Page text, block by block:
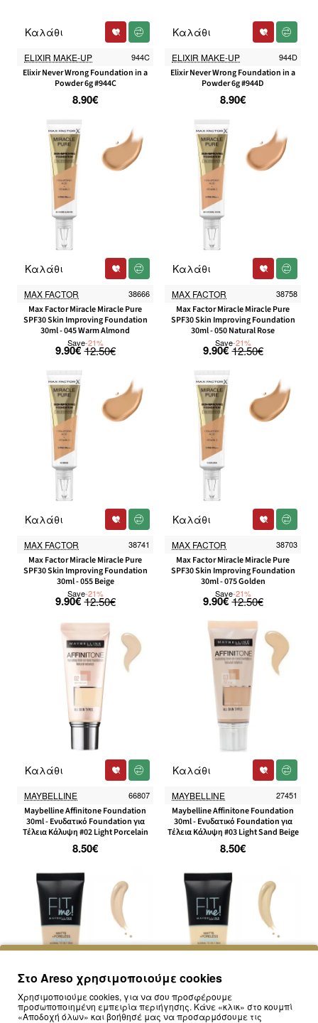
ELIXIR MAKE-UP 944C
Elixir Never Wrong Foundation in a
Powder 6g #944C
8.90€
Καλάθι
ELIXIR MAKE-UP 944D
Elixir Never Wrong Foundation in a
Powder 6g #944D
8.90€
Καλάθι
-21%
MAX FACTOR
38666
Max Factor Miracle Miracle Pure
SPF30 Skin Improving Foundation
30ml - 045 Warm Almond
Save-21%
9.90€ 12.50€
Καλάθι
-21%
MAX FACTOR
38758
Max Factor Miracle Miracle Pure
SPF30 Skin Improving Foundation
30ml - 050 Natural Rose
Save-21%
9.90€ 12.50€
Καλάθι
-21%
MAX FACTOR
38741
Max Factor Miracle Miracle Pure
SPF30 Skin Improving Foundation
30ml - 055 Beige
Save-21%
9.90€ 12.50€
Καλάθι
-21%
MAX FACTOR
38703
Max Factor Miracle Miracle Pure
SPF30 Skin Improving Foundation
30ml - 075 Golden
Save-21%
9.90€ 12.50€
Καλάθι
MAYBELLINE 66807
Maybelline Affinitone Foundation
30ml - Ενυδατικό Foundation για
Τέλεια Κάλυψη #02 Light Porcelain
8.50€
Καλάθι
MAYBELLINE 27451
Maybelline Affinitone Foundation
30ml - Ενυδατικό Foundation για
Τέλεια Κάλυψη #03 Light Sand Beige
8.50€
Καλάθι
Καλάθι Καλάθι
Στο Areso χρησιμοποιούμε cookies
Χρησιμοποιούμε cookies, για να σου προσφέρουμε
προσωποποιημένη εμπειρία περιήγησης. Κάνε «κλικ» στο κουμπί
«Αποδοχή όλων» και βοήθησέ μας να προσαρμόσουμε τις